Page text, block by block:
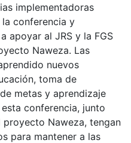
implementadoras
conferencia y
apoyar al JRS y la FGS
Naweza. Las
nuevos
toma de
metas y aprendizaje
conferencia, junto
Naweza, tengan
para mantener a las